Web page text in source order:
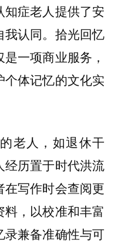
症老人提供了安
认同。拾光回忆
一项商业服务，
体记忆的文化实
老人，如退休干
历置于时代洪流
写作时会查阅更
，以校准和丰富
兼备准确性与可